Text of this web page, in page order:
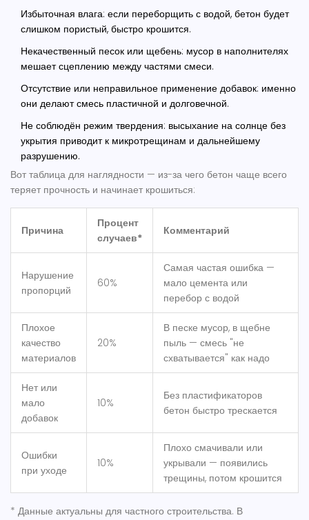
Избыточная влага: если переборщить с водой, бетон будет
слишком пористый, быстро крошится.
Некачественный песок или щебень: мусор в наполнителях
мешает сцеплению между частями смеси.
Отсутствие или неправильное применение добавок: именно
они делают смесь пластичной и долговечной.
Не соблюдён режим твердения: высыхание на солнце без
укрытия приводит к микротрещинам и дальнейшему
разрушению.
Вот таблица для наглядности — из-за чего бетон чаще всего
теряет прочность и начинает крошиться:
Причина
Процент
случаев*
Комментарий
Нарушение
пропорций
60%
Самая частая ошибка —
мало цемента или
перебор с водой
Плохое
качество
материалов
20%
В песке мусор, в щебне
пыль — смесь "не
схватывается" как надо
Нет или
мало
добавок
10%
Без пластификаторов
бетон быстро трескается
Ошибки
при уходе
10%
Плохо смачивали или
укрывали — появились
трещины, потом крошится
* Данные актуальны для частного строительства. В